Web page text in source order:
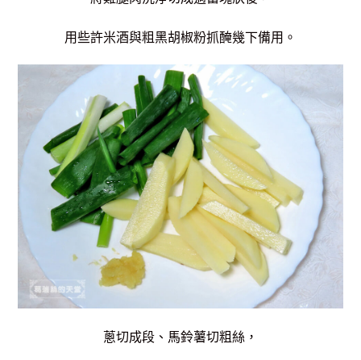
用些許米酒與粗黑胡椒粉抓醃幾下備用。
蔥切成段、馬鈴薯切粗絲，